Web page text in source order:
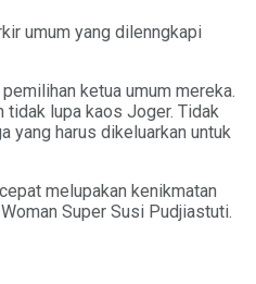
umum yang dilenngkapi
ketua umum mereka.
tidak lupa kaos Joger. Tidak
yang harus dikeluarkan untuk
melupakan kenikmatan
Super Susi Pudjiastuti.